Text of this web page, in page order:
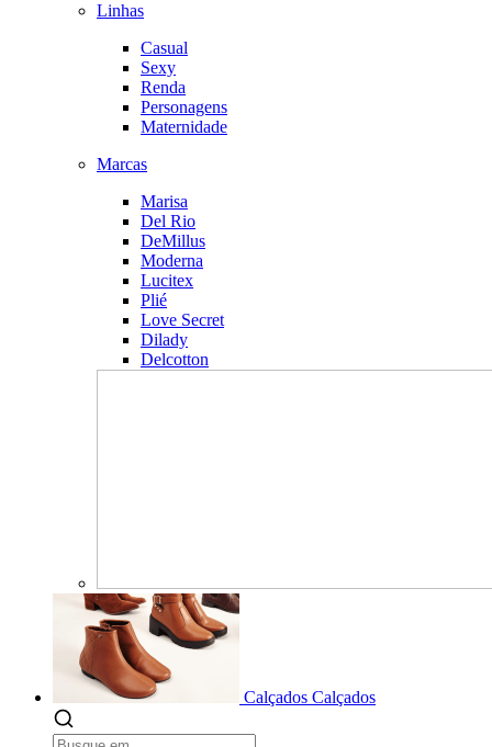
Linhas
Casual
Sexy
Renda
Personagens
Maternidade
Marcas
Marisa
Del Rio
DeMillus
Moderna
Lucitex
Plié
Love Secret
Dilady
Delcotton
Calçados Calçados